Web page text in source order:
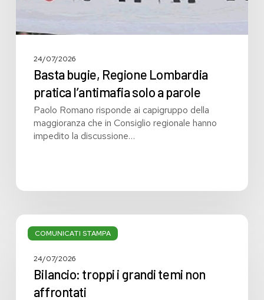
24/07/2026
Basta bugie, Regione Lombardia
pratica l’antimafia solo a parole
Paolo Romano risponde ai capigruppo della
maggioranza che in Consiglio regionale hanno
impedito la discussione…
COMUNICATI STAMPA
Bilancio:
troppi
grandi24/07/2026
Bilancio: troppi i grandi temi non
affrontati